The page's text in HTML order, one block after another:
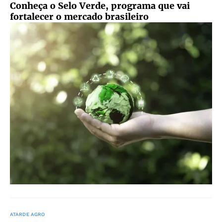
Conheça o Selo Verde, programa que vai
fortalecer o mercado brasileiro
ATARDE AGRO